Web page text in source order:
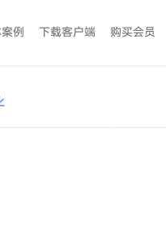
例 下载客户端 购买会员